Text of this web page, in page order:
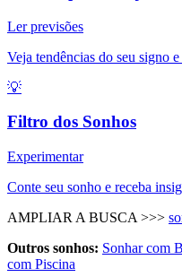
Ler previsões
Veja tendências do seu signo
💡
Filtro dos Sonhos
Experimentar
Conte seu sonho e receba
AMPLIAR A BUSCA >>>
Outros sonhos: Sonhar com
com Piscina